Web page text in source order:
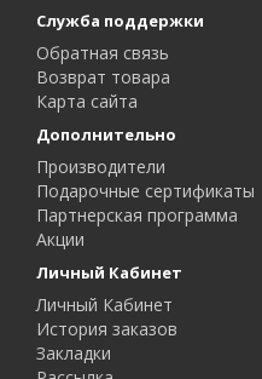
Служба поддержки
Обратная связь
Возврат товара
Карта сайта
Дополнительно
Производители
Подарочные сертификаты
Партнерская программа
Акции
Личный Кабинет
Личный Кабинет
История заказов
Закладки